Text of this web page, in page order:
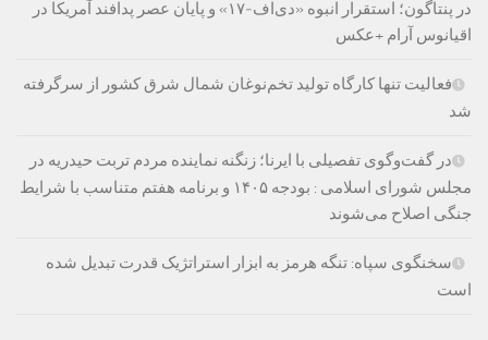
در پنتاگون؛ استقرار انبوه «دی‌اف‑۱۷» و پایان عصر پدافند آمریکا در
اقیانوس آرام +عکس
فعالیت تنها کارگاه تولید تخم‌نوغان شمال شرق کشور از سرگرفته
شد
در گفت‌وگوی تفصیلی با ایرنا؛ زنگنه نماینده مردم تربت حیدریه در
مجلس شورای اسلامی : بودجه ۱۴۰۵ و برنامه هفتم متناسب با شرایط
جنگی اصلاح می‌شوند
سخنگوی سپاه: تنگه هرمز به ابزار استراتژیک قدرت تبدیل شده
است